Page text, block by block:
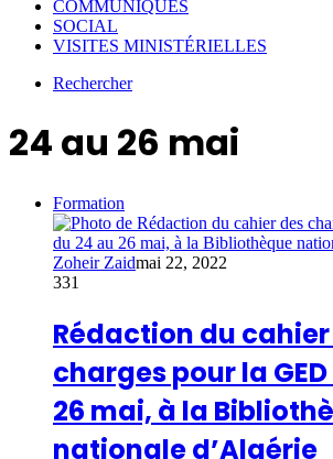
COMMUNIQUÉS
SOCIAL
VISITES MINISTÉRIELLES
Rechercher
24 au 26 mai
Formation
Zoheir Zaidmai 22, 2022
331
Rédaction du
charges pour la
26 mai, à la
nationale d’Algérie